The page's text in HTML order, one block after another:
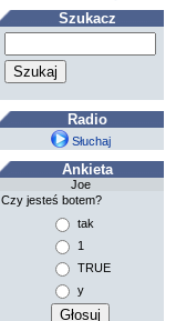
Szukacz
Radio
Słuchaj
Ankieta
Joe
Czy jesteś botem?
tak
1
TRUE
y